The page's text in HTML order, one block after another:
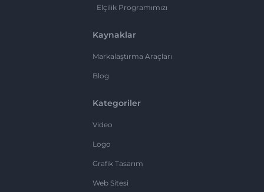
Elçilik Programımızı
Kaynaklar
Markalaştırma Araçları
Blog
Kategoriler
Video
Logo
Grafik Tasarım
Web Sitesi